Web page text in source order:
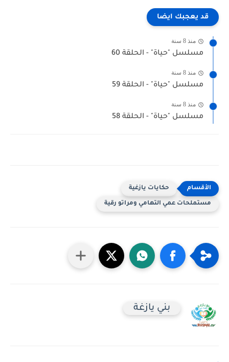
قد يعجبك ايضا
منذ 8 سنة
مسلسل "حياة" - الحلقة 60
منذ 8 سنة
مسلسل "حياة" - الحلقة 59
منذ 8 سنة
مسلسل "حياة" - الحلقة 58
حكايات يازغية
مستملحات عمي التهامي ومراتو رقية
بني يازغة